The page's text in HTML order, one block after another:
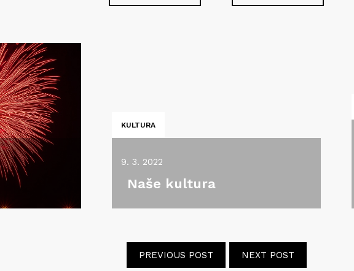
KULTURA
9. 3. 2022
Naše kultura
PREVIOUS POST NEXT POST